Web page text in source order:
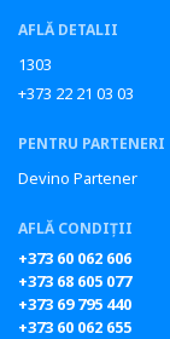
AFLĂ DETALII
1303
+373 22 21 03 03
PENTRU PARTENERI
Devino Partener
AFLĂ CONDIȚII
+373 60 062 606
+373 68 605 077
+373 69 795 440
+373 60 062 655